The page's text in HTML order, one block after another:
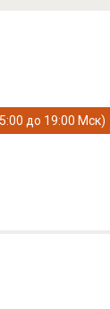
до 19:00 Мск)